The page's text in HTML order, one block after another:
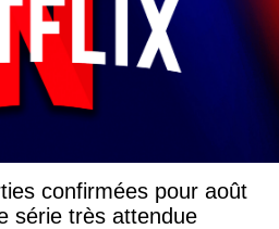
confirmées pour août
série très attendue